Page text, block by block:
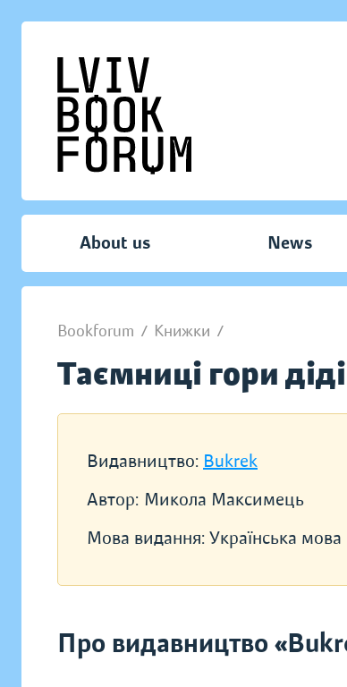
About us News
Bookforum / Книжки /
Таємниці гори
Видавництво: Bukrek
Автор: Микола Максимець
Мова видання: Українська мова
Про видавництво